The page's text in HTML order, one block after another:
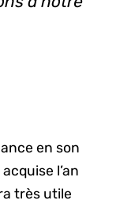
en son
l’an
très utile